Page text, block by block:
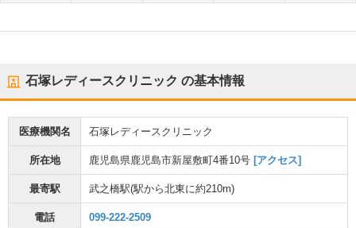
石塚レディースクリニック の基本情報
医療機関名 石塚レディースクリニック
所在地 鹿児島県鹿児島市新屋敷町4番10号 [アクセス]
最寄駅 武之橋駅(駅から北東に約210m)
電話 099-222-2509